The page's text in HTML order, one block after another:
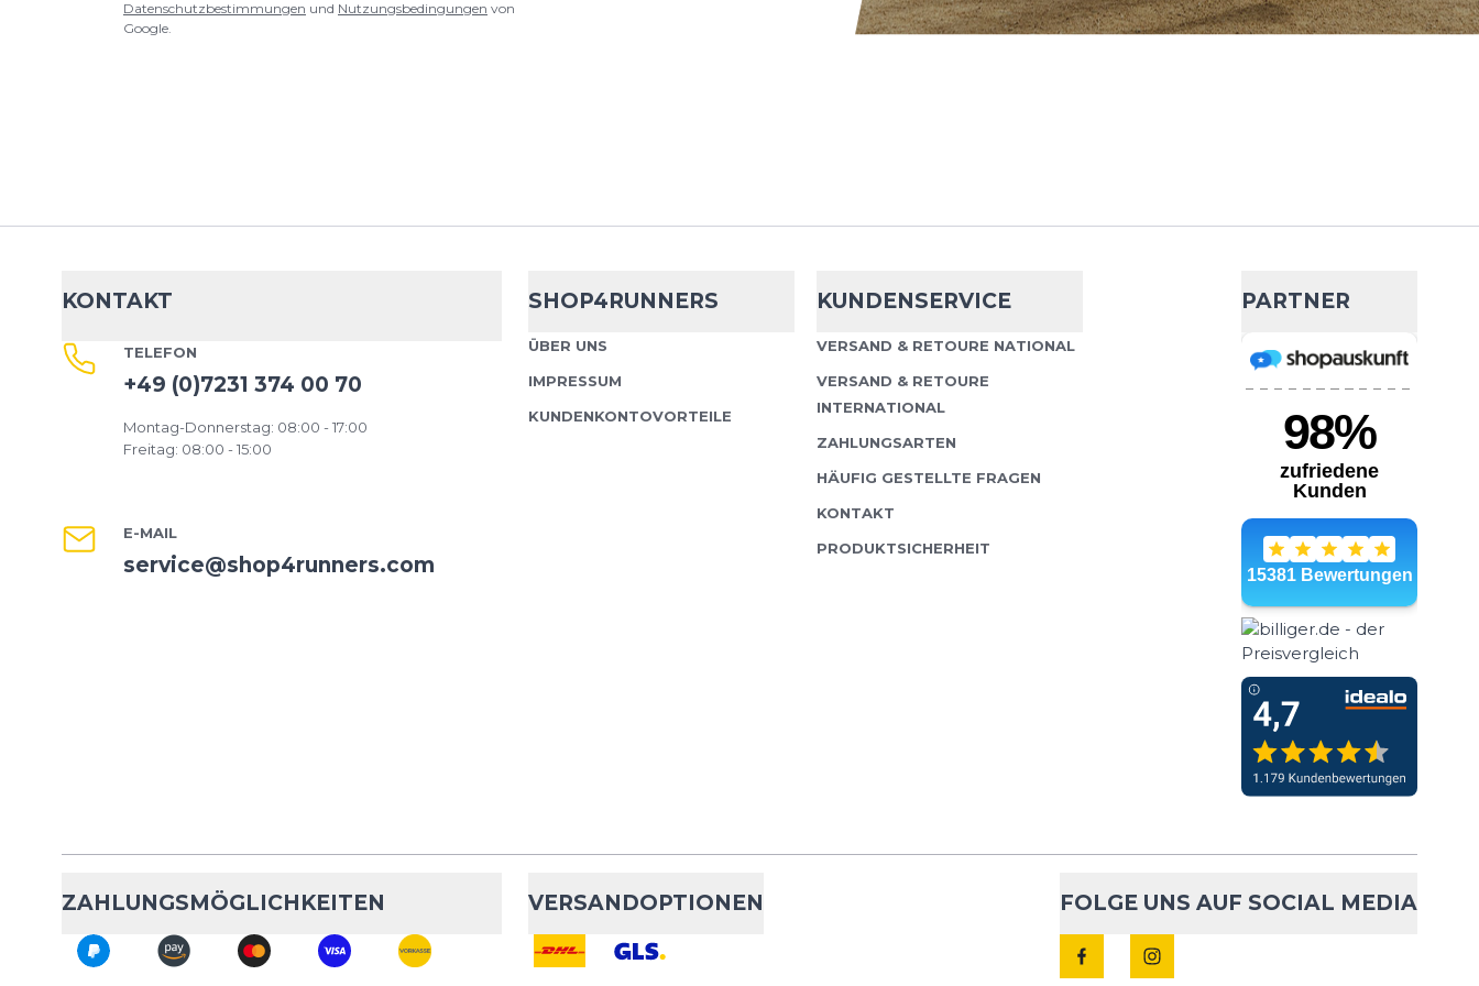
Lock LacesLock Laces
9,99 € 10,95 €
Lock Laces Schnürsystem. Dieses Schnürsystem
müssen nur einmal...
IN DEN WARENKORB
- 9 %
9,99 € 10,95 €
IN DEN WARENKORB
Lock Laces
Datenschutzbestimmungen und Nutzungsbedingungen von
Google.
KONTAKT
TELEFON
+49 (0)7231 374 00 70
Montag-Donnerstag: 08:00 - 17:00
Freitag: 08:00 - 15:00
E-MAIL
service@shop4runners.com
SHOP4RUNNERS
ÜBER UNS
IMPRESSUM
KUNDENKONTOVORTEILE
KUNDENSERVICE
VERSAND & RETOURE NATIONAL
VERSAND & RETOURE
INTERNATIONAL
ZAHLUNGSARTEN
HÄUFIG GESTELLTE FRAGEN
KONTAKT
PRODUKTSICHERHEIT
PARTNER
FOLGE UNS AUF SOCIAL MEDIA
ZAHLUNGSMÖGLICHKEITEN VERSANDOPTIONEN